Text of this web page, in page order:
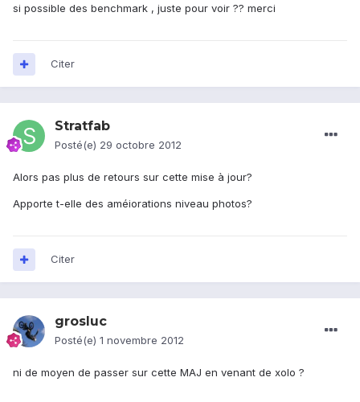
si possible des benchmark , juste pour voir ?? merci
Citer
Stratfab
Posté(e) 29 octobre 2012
Alors pas plus de retours sur cette mise à jour?
Apporte t-elle des améiorations niveau photos?
Citer
grosluc
Posté(e) 1 novembre 2012
ni de moyen de passer sur cette MAJ en venant de xolo ?